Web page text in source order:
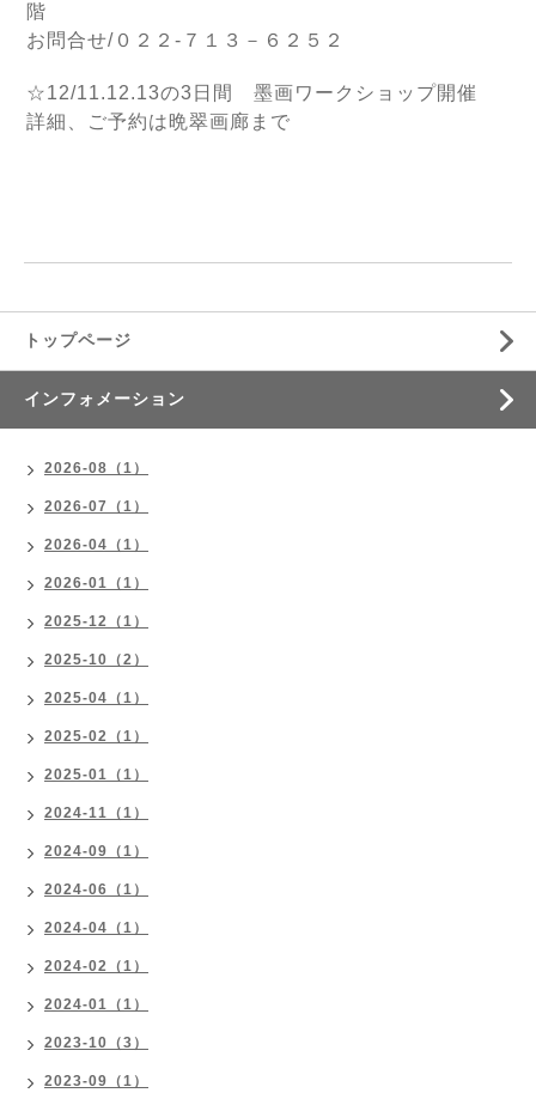
階
お問合せ/０２２-７１３－６２５２
☆12/11.12.13の3日間 墨画ワークショップ開催
詳細、ご予約は晩翠画廊まで
トップページ
インフォメーション
2026-08（1）
2026-07（1）
2026-04（1）
2026-01（1）
2025-12（1）
2025-10（2）
2025-04（1）
2025-02（1）
2025-01（1）
2024-11（1）
2024-09（1）
2024-06（1）
2024-04（1）
2024-02（1）
2024-01（1）
2023-10（3）
2023-09（1）